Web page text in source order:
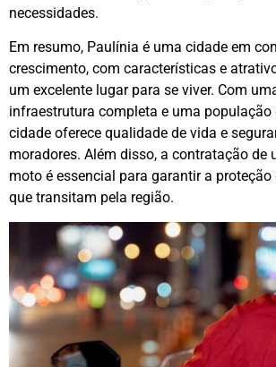
necessidades.
Em resumo, Paulínia é uma cidade em
crescimento, com características e
um excelente lugar para se viver. Com
infraestrutura completa e uma população
cidade oferece qualidade de vida e
moradores. Além disso, a contratação de
moto é essencial para garantir a
que transitam pela região.